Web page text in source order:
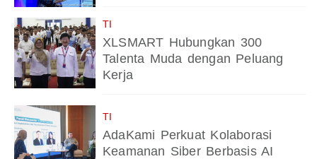
TI
XLSMART Hubungkan 300
Talenta Muda dengan Peluang
Kerja
TI
AdaKami Perkuat Kolaborasi
Keamanan Siber Berbasis AI